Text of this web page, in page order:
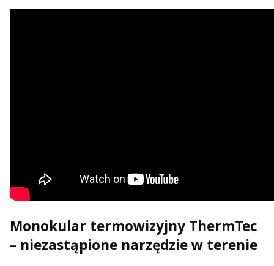
Monokular termowizyjny ThermTec
– niezastąpione narzędzie w terenie